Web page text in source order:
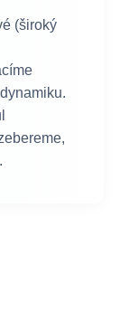
(široký